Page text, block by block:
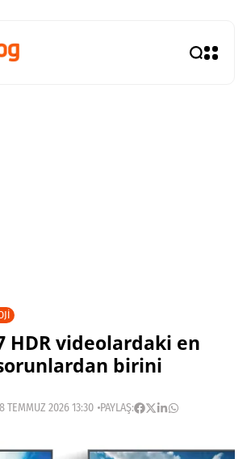
HDR videolardaki en
sorunlardan birini
8 TEMMUZ 2026 13:30 PAYLAŞ: